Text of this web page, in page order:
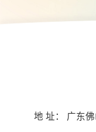
地 址： 广东